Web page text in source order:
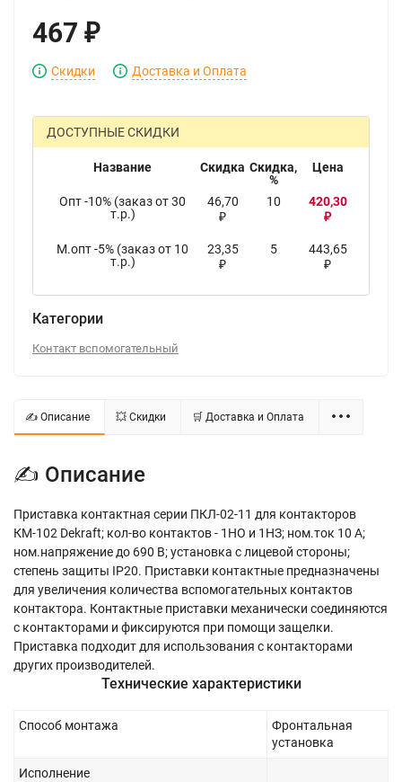
467 ₽
Скидки Доставка и Оплата
ДОСТУПНЫЕ СКИДКИ
Название Скидка Скидка,
%
Цена
Опт -10% (заказ от 30
т.р.)
46,70
₽
10 420,30
₽
М.опт -5% (заказ от 10
т.р.)
23,35
₽
5 443,65
₽
Категории
Контакт вспомогательный
✍ Описание 💥 Скидки 🛒 Доставка и Оплата
✍ Описание
Приставка контактная серии ПКЛ-02-11 для контакторов
КМ-102 Dekraft; кол-во контактов - 1НО и 1НЗ; ном.ток 10 А;
ном.напряжение до 690 В; установка с лицевой стороны;
степень защиты IP20. Приставки контактные предназначены
для увеличения количества вспомогательных контактов
контактора. Контактные приставки механически соединяются
с контакторами и фиксируются при помощи защелки.
Приставка подходит для использования с контакторами
других производителей.
Технические характеристики
Способ монтажа
Фронтальная
установка
Исполнение